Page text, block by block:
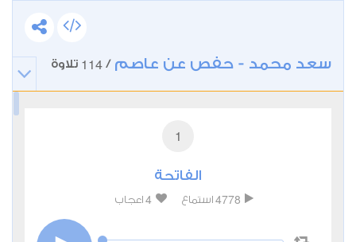
سعد محمد - حفص عن عاصم /
114 تلاوة
1
الفاتحة
4778 استماع 4 اعجاب